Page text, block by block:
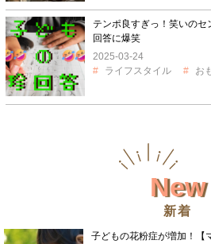
テンポ良すぎっ！笑いの
回答に爆笑
2025-03-24
ライフスタイル
お
New
新着
子どもの花粉症が増加！【